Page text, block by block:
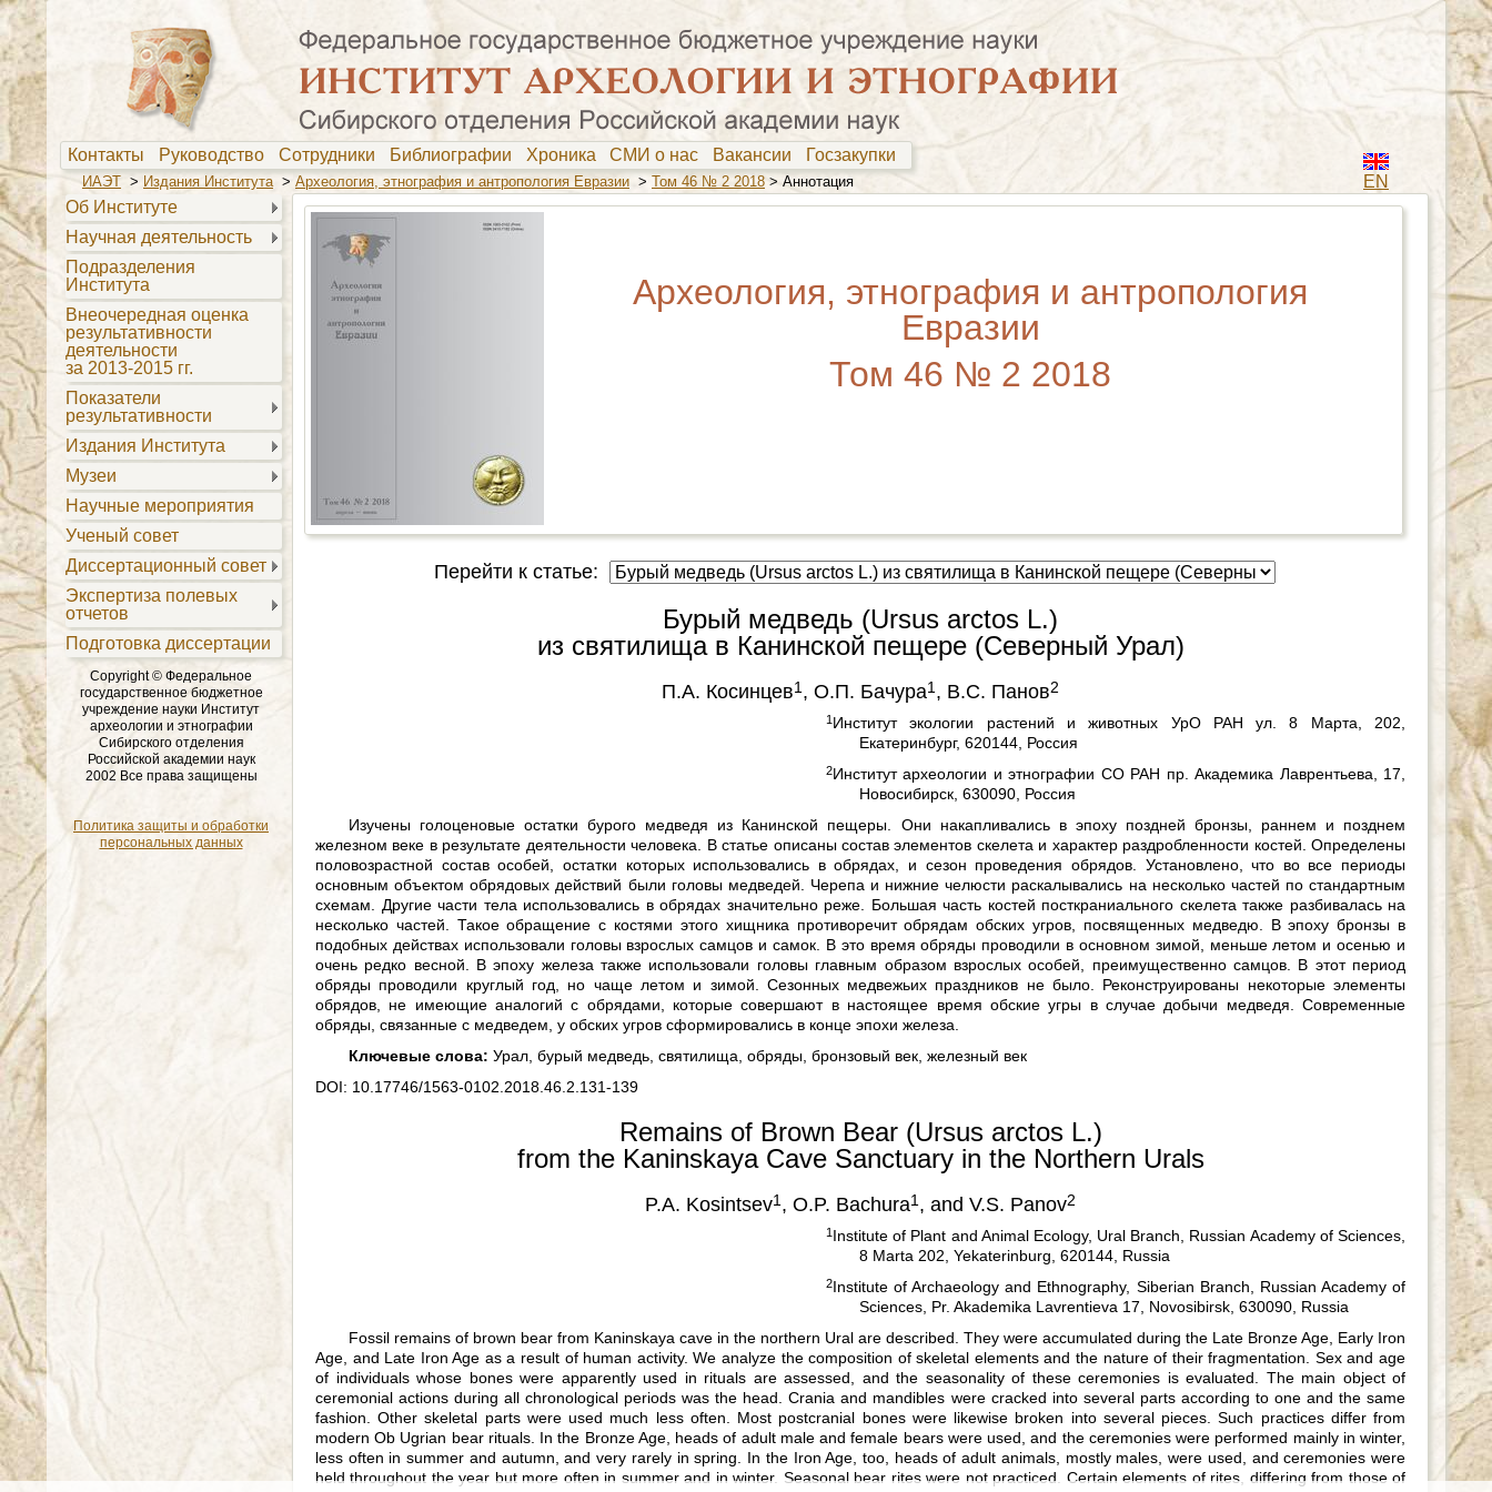
Контакты Руководство Сотрудники Библиографии Хроника СМИ о нас Вакансии
Госзакупки
EN
ИАЭТ > Издания Института> Археология, этнография и антропология Евразии > Том 46 № 2 2018 > Аннотация
Об Институте
Научная деятельность
Подразделения
Института
Внеочередная оценка
результативности
деятельности
за 2013-2015 гг.
Показатели
результативности
Издания Института
Музеи
Научные мероприятия
Ученый совет
Диссертационный совет
Экспертиза полевых
отчетов
Подготовка диссертации
Copyright © Федеральное
государственное бюджетное
учреждение науки Институт
археологии и этнографии
Сибирского отделения
Российской академии наук
2002 Все права защищены
Политика защиты и обработки
персональных данных
Археология, этнография и антропология
Евразии
Том 46 № 2 2018
Перейти к статье:
Бурый медведь (Ursus arctos L.)
из святилища в Канинской пещере (Северный Урал)
П.А. Косинцев1 , О.П. Бачура1 , В.С. Панов2
1 Институт экологии растений и животных УрО РАН ул. 8 Марта, 202,
Екатеринбург, 620144, Россия
2Институт археологии и этнографии СО РАН пр. Академика Лаврентьева, 17,
Новосибирск, 630090, Россия
Изучены голоценовые остатки бурого медведя из Канинской пещеры. Они накапливались в эпоху поздней бронзы, раннем и позднем
железном веке в результате деятельности человека. В статье описаны состав элементов скелета и характер раздробленности костей. Определены
половозрастной состав особей, остатки которых использовались в обрядах, и сезон проведения обрядов. Установлено, что во все периоды
основным объектом обрядовых действий были головы медведей. Черепа и нижние челюсти раскалывались на несколько частей по стандартным
схемам. Другие части тела использовались в обрядах значительно реже. Большая часть костей посткраниального скелета также разбивалась на
несколько частей. Такое обращение с костями этого хищника противоречит обрядам обских угров, посвященных медведю. В эпоху бронзы в
подобных действах использовали головы взрослых самцов и самок. В это время обряды проводили в основном зимой, меньше летом и осенью и
очень редко весной. В эпоху железа также использовали головы главным образом взрослых особей, преимущественно самцов. В этот период
обряды проводили круглый год, но чаще летом и зимой. Сезонных медвежьих праздников не было. Реконструированы некоторые элементы
обрядов, не имеющие аналогий с обрядами, которые совершают в настоящее время обские угры в случае добычи медведя. Современные
обряды, связанные с медведем, у обских угров сформировались в конце эпохи железа.
Ключевые слова: Урал, бурый медведь, святилища, обряды, бронзовый век, железный век
DOI: 10.17746/1563-0102.2018.46.2.131-139
Remains of Brown Bear (Ursus arctos L.)
from the Kaninskaya Cave Sanctuary in the Northern Urals
P.A. Kosintsev1 , O.P. Bachura1 , and V.S. Panov2
1 Institute of Plant and Animal Ecology, Ural Branch, Russian Academy of Sciences,
8 Marta 202, Yekaterinburg, 620144, Russia
2Institute of Archaeology and Ethnography, Siberian Branch, Russian Academy of
Sciences, Pr. Akademika Lavrentieva 17, Novosibirsk, 630090, Russia
Fossil remains of brown bear from Kaninskaya cave in the northern Ural are described. They were accumulated during the Late Bronze Age, Early Iron
Age, and Late Iron Age as a result of human activity. We analyze the composition of skeletal elements and the nature of their fragmentation. Sex and age
of individuals whose bones were apparently used in rituals are assessed, and the seasonality of these ceremonies is evaluated. The main object of
ceremonial actions during all chronological periods was the head. Crania and mandibles were cracked into several parts according to one and the same
fashion. Other skeletal parts were used much less often. Most postcranial bones were likewise broken into several pieces. Such practices differ from
modern Ob Ugrian bear rituals. In the Bronze Age, heads of adult male and female bears were used, and the ceremonies were performed mainly in winter,
less often in summer and autumn, and very rarely in spring. In the Iron Age, too, heads of adult animals, mostly males, were used, and ceremonies were
held throughout the year but more often in summer and in winter. Seasonal bear rites were not practiced. Certain elements of rites, differing from those of